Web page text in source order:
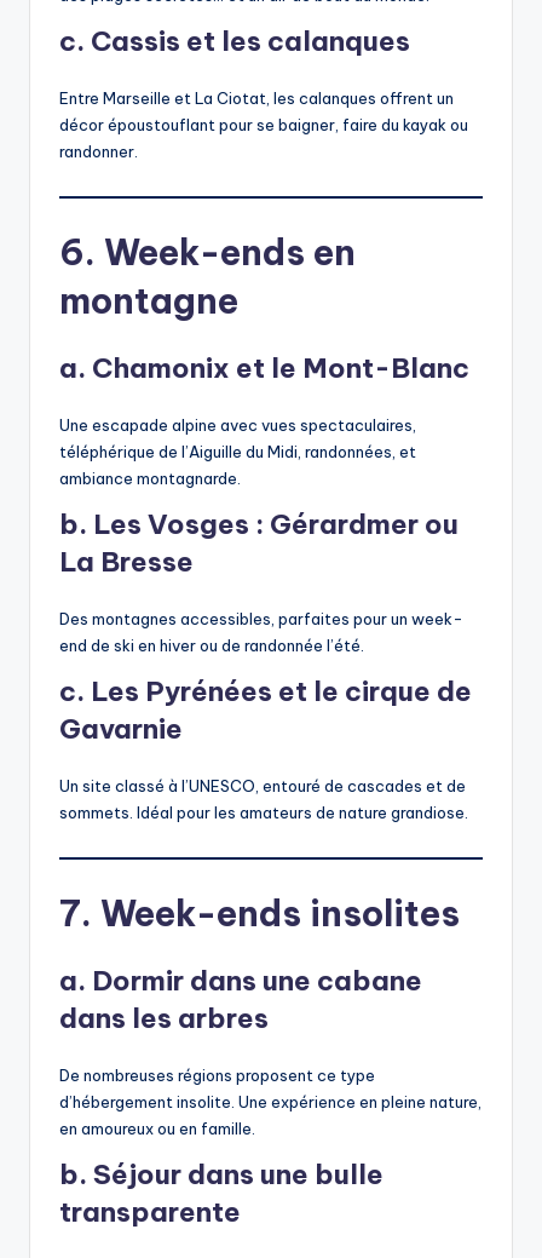
c. Cassis et les calanques
Entre Marseille et La Ciotat, les calanques offrent un
décor époustouflant pour se baigner, faire du kayak ou
randonner.
6. Week-ends en
montagne
a. Chamonix et le Mont-Blanc
Une escapade alpine avec vues spectaculaires,
téléphérique de l’Aiguille du Midi, randonnées, et
ambiance montagnarde.
b. Les Vosges : Gérardmer ou
La Bresse
Des montagnes accessibles, parfaites pour un week-
end de ski en hiver ou de randonnée l’été.
c. Les Pyrénées et le cirque de
Gavarnie
Un site classé à l’UNESCO, entouré de cascades et de
sommets. Idéal pour les amateurs de nature grandiose.
7. Week-ends insolites
a. Dormir dans une cabane
dans les arbres
De nombreuses régions proposent ce type
d’hébergement insolite. Une expérience en pleine nature,
en amoureux ou en famille.
b. Séjour dans une bulle
transparente